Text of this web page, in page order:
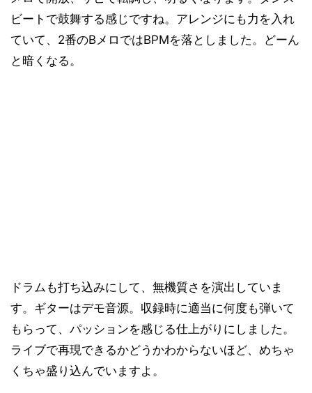
ビートで鼓舞する感じですね。アレンジにも力を入れ
ていて、2番のBメロではBPMを落としました。どーん
と暗くなる。
ドラムも打ち込みにして、無機質さを演出していま
す。ギターはデモ音源。収録時に適当に何度も弾いて
もらって、パッションを感じる仕上がりにしました。
ライブで再現できるかどうかわからないほど、めちゃ
くちゃ盛り込んでいますよ。